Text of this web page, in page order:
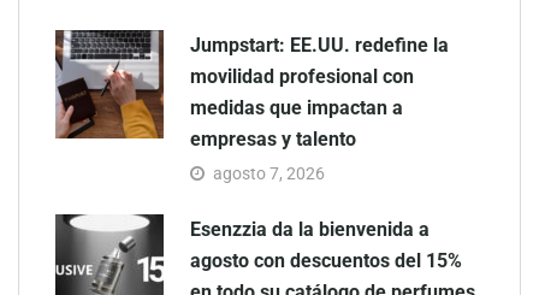
Jumpstart: EE.UU. redefine la
movilidad profesional con
medidas que impactan a
empresas y talento
agosto 7, 2026
Esenzzia da la bienvenida a
agosto con descuentos del 15%